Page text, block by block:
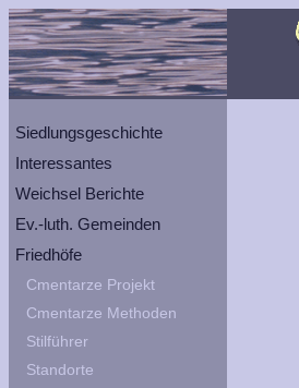
Siedlungsgeschichte
Interessantes
Weichsel Berichte
Ev.-luth. Gemeinden
Friedhöfe
Cmentarze Projekt
Cmentarze Methoden
Stilführer
Standorte